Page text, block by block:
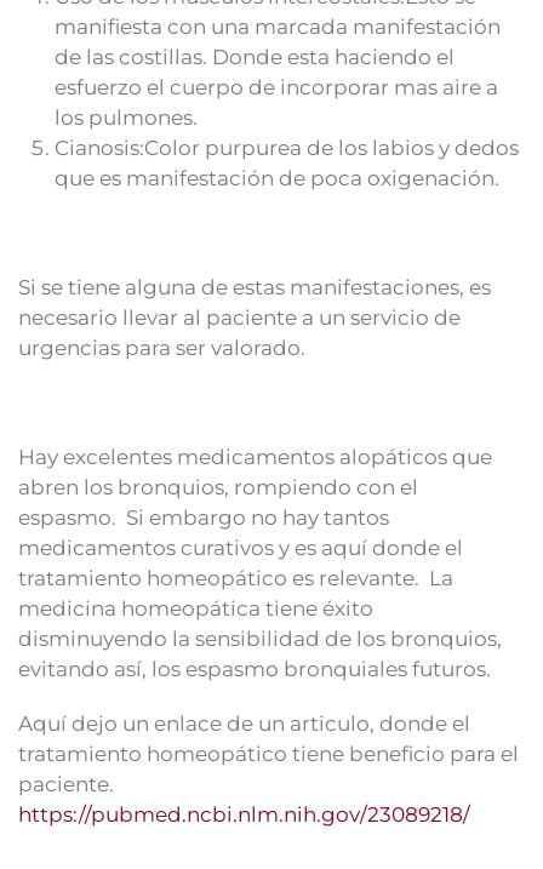
manifiesta con una marcada manifestación
de las costillas. Donde esta haciendo el
esfuerzo el cuerpo de incorporar mas aire a
los pulmones.
Cianosis:Color purpurea de los labios y dedos
que es manifestación de poca oxigenación.
Si se tiene alguna de estas manifestaciones, es
necesario llevar al paciente a un servicio de
urgencias para ser valorado.
Hay excelentes medicamentos alopáticos que
abren los bronquios, rompiendo con el
espasmo. Si embargo no hay tantos
medicamentos curativos y es aquí donde el
tratamiento homeopático es relevante. La
medicina homeopática tiene éxito
disminuyendo la sensibilidad de los bronquios,
evitando así, los espasmo bronquiales futuros.
Aquí dejo un enlace de un articulo, donde el
tratamiento homeopático tiene beneficio para el
paciente.
https://pubmed.ncbi.nlm.nih.gov/23089218/